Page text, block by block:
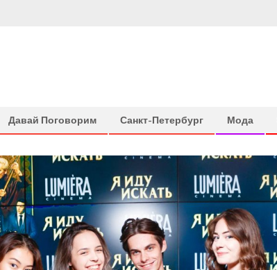
Давай Поговорим Санкт-Петербург Мода